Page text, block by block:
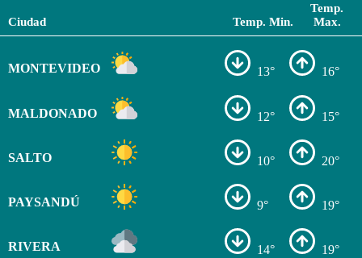
Ciudad Temp. Min.
Temp.
Max.
MONTEVIDEO 13° 16°
MALDONADO 12° 15°
SALTO 10° 20°
PAYSANDÚ 9° 19°
RIVERA 14° 19°